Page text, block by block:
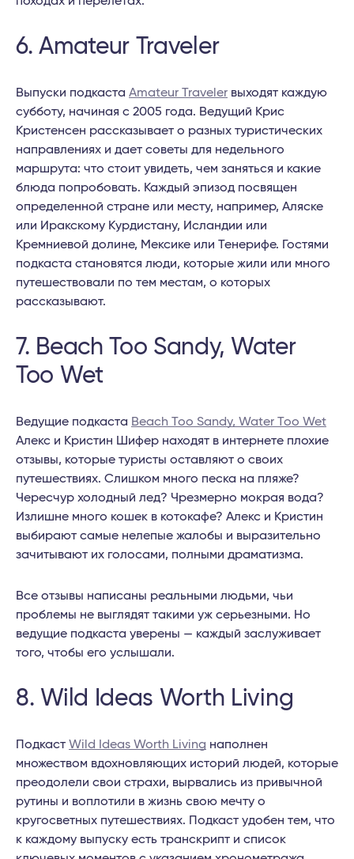
6. Amateur Traveler
Выпуски подкаста Amateur Traveler выходят каждую
субботу, начиная с 2005 года. Ведущий Крис
Кристенсен рассказывает о разных туристических
направлениях и дает советы для недельного
маршрута: что стоит увидеть, чем заняться и какие
блюда попробовать. Каждый эпизод посвящен
определенной стране или месту, например, Аляске
или Иракскому Курдистану, Исландии или
Кремниевой долине, Мексике или Тенерифе. Гостями
подкаста становятся люди, которые жили или много
путешествовали по тем местам, о которых
рассказывают.
7. Beach Too Sandy, Water
Too Wet
Ведущие подкаста Beach Too Sandy, Water Too Wet
Алекс и Кристин Шифер находят в интернете плохие
отзывы, которые туристы оставляют о своих
путешествиях. Слишком много песка на пляже?
Чересчур холодный лед? Чрезмерно мокрая вода?
Излишне много кошек в котокафе? Алекс и Кристин
выбирают самые нелепые жалобы и выразительно
зачитывают их голосами, полными драматизма.
Все отзывы написаны реальными людьми, чьи
проблемы не выглядят такими уж серьезными. Но
ведущие подкаста уверены — каждый заслуживает
того, чтобы его услышали.
8. Wild Ideas Worth Living
Подкаст Wild Ideas Worth Living наполнен
множеством вдохновляющих историй людей, которые
преодолели свои страхи, вырвались из привычной
рутины и воплотили в жизнь свою мечту о
кругосветных путешествиях. Подкаст удобен тем, что
к каждому выпуску есть транскрипт и список